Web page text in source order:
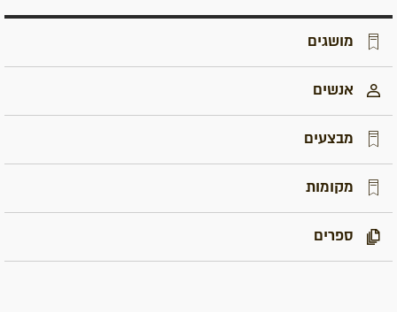
מושגים
אנשים
מבצעים
מקומות
ספרים